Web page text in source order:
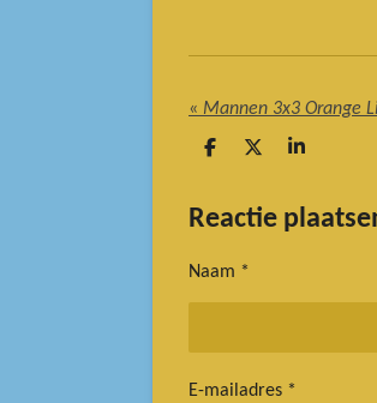
« Mannen 3x3 Orange
D
e
n
D
l
S
r
e
Reactie
Naam *
E-mailadres *